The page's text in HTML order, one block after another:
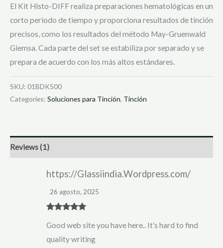
El Kit Histo-DIFF realiza preparaciones hematológicas en un
corto periodo de tiempo y proporciona resultados de tinción
precisos, como los resultados del método May-Gruenwald
Giemsa. Cada parte del set se estabiliza por separado y se
prepara de acuerdo con los más altos estándares.
SKU: 01BDK500
Categories: Soluciones para Tinción, Tinción
Reviews (1)
of 5
https://Glassiindia.Wordpress.com/
26 agosto, 2025
Good web site you have here.. It’s hard to find
quality writing